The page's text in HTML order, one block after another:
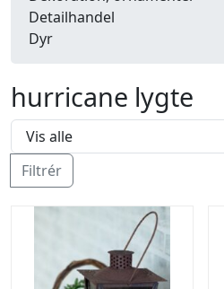
Detailhandel
Dyr
Erhverv
Fænomener, begreber
Fastelavn, karneval
Ferie, rejser
Fiskeri
Fly, luftfart
Fritid, hobby
hurricane lygte
Filtrér